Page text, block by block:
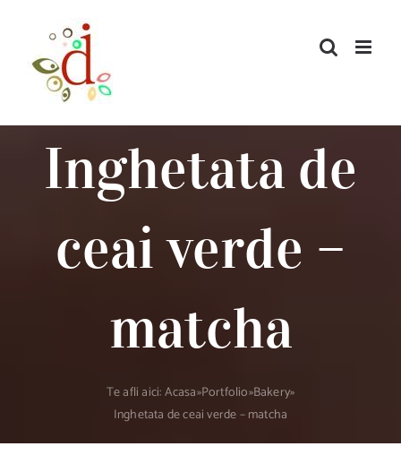
content
Inghetata de
ceai verde –
matcha
Te afli aici:Acasa»Portfolio»Bakery»
Inghetata de ceai verde – matcha